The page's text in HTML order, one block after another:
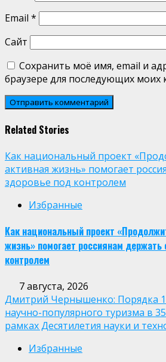
Email *
Сайт
Сохранить моё имя, email и
браузере для последующих моих
Related Stories
Как национальный проект
активная жизнь» помогает
здоровье под контролем
Избранные
Как национальный проект
жизнь» помогает россиянам держать
контролем
7 августа, 2026
Дмитрий Чернышенко: Порядка
научно-популярного туризма в
рамках Десятилетия науки и
Избранные